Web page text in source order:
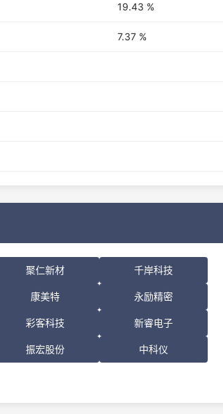
19.43 %
7.37 %
聚仁新材 千岸科技
康美特 永励精密
彩客科技 新睿电子
振宏股份 中科仪